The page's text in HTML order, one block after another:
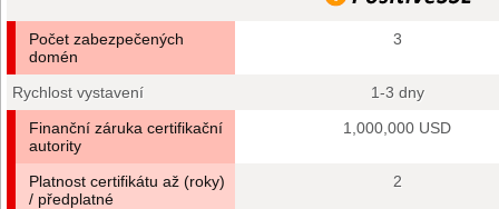
Počet zabezpečených
domén
3
Rychlost vystavení
1-3 dny
Finanční záruka certifikační
autority
1,000,000 USD
Platnost certifikátu až (roky)
/ předplatné
2